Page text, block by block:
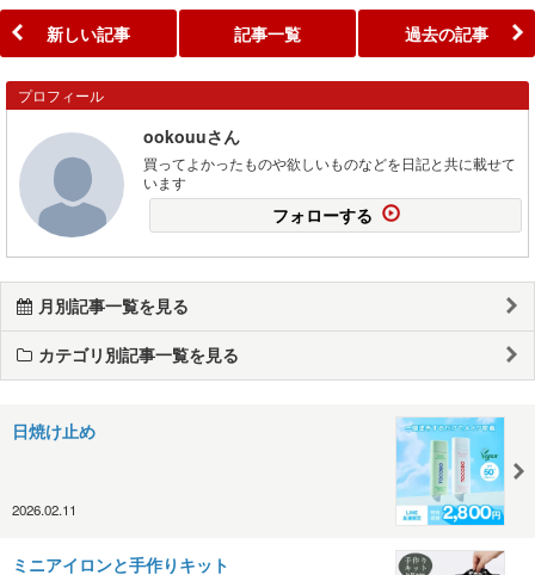
新しい記事 記事一覧 過去の記事
プロフィール
ookouuさん
買ってよかったものや欲しいものなどを日記と共に載せて
います
フォローする
月別記事一覧を見る
カテゴリ別記事一覧を見る
日焼け止め
2026.02.11
ミニアイロンと手作りキット